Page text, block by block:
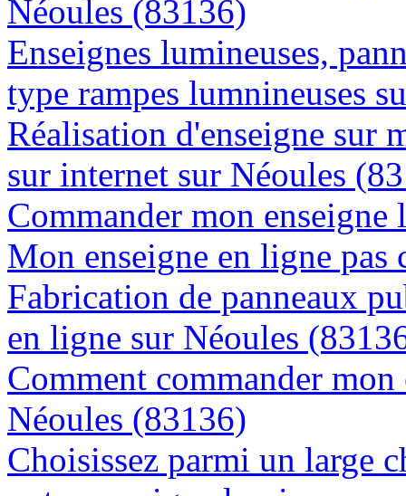
Néoules (83136)
Enseignes lumineuses,
type rampes lumnineuses
Réalisation d'enseigne sur
sur internet sur Néoules
Commander mon
Mon enseigne en ligne pas
Fabrication de panneaux
en ligne sur Néoules
Comment commander
Néoules (83136)
Choisissez parmi un large